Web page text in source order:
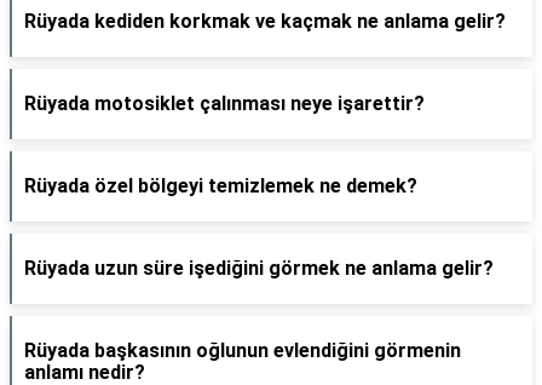
Rüyada kediden korkmak ve kaçmak ne anlama gelir?
Rüyada motosiklet çalınması neye işarettir?
Rüyada özel bölgeyi temizlemek ne demek?
Rüyada uzun süre işediğini görmek ne anlama gelir?
Rüyada başkasının oğlunun evlendiğini görmenin
anlamı nedir?